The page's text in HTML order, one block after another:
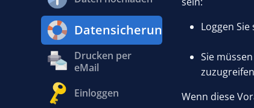
Datensicherung
Drucken per
eMail
Einloggen
Loggen
Sie
Wenn diese